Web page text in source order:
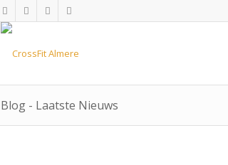
Blog - Laatste Nieuws